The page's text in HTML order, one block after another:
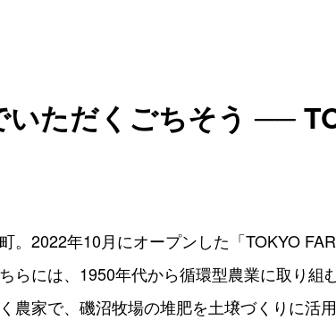
ただくごちそう ──
2022年10月にオープンした「TOKYO
らには、1950年代から循環型農業に取り組
農家で、磯沼牧場の堆肥を土壌づくりに活